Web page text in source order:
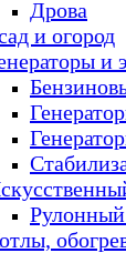
Дрова
и огород
и
Рулонный